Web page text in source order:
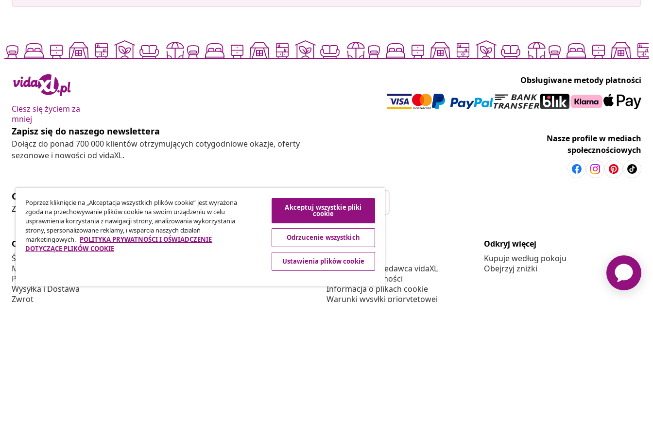
Ciesz się życiem za
mniej
Obsługiwane metody płatności
Zapisz się do naszego newslettera
Dołącz do ponad 700 000 klientów otrzymujących cotygodniowe okazje, oferty
sezonowe i nowości od vidaXL.
Nasze profile w mediach
społecznościowych
Odstąpienie od umowy
Złóż wniosek o odstąpienie od umowy dotyczącej Twojego zamówienia.
Odstąpienie od umowy
Obsługa Klienta
Śledź swoje zamówienie
Moje konto
Płatność
Wysyłka i Dostawa
Zwrot
Biznes
vidaXL
O nas
Regulamin Sprzedawca vidaXL
Polityka prywatności
Informacja o plikach cookie
Warunki wysyłki priorytetowej
Odkryj więcej
Kupuje według pokoju
Obejrzyj zniżki
Poprzez kliknięcie na „Akceptacja wszystkich plików cookie” jest wyrażona
zgoda na przechowywanie plików cookie na swoim urządzeniu w celu
usprawnienia korzystania z nawigacji strony, analizowania wykorzystania
strony, spersonalizowane reklamy, i wsparcia naszych działań
marketingowych. POLITYKA PRYWATNOŚCI I OŚWIADCZENIE
DOTYCZĄCE PLIKÓW COOKIE
Akceptuj wszystkie pliki
cookie
Odrzucenie wszystkich
Ustawienia plików cookie